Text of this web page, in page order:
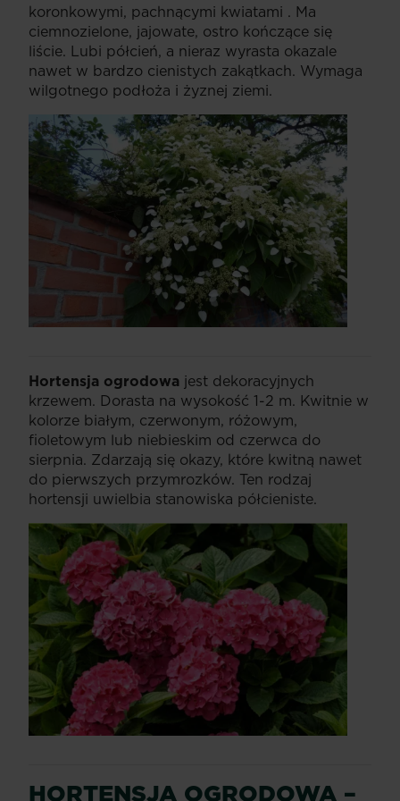
koronkowymi, pachnącymi kwiatami . Ma
ciemnozielone, jajowate, ostro kończące się
liście. Lubi półcień, a nieraz wyrasta okazale
nawet w bardzo cienistych zakątkach. Wymaga
wilgotnego podłoża i żyznej ziemi.
Hortensja ogrodowa jest dekoracyjnych
krzewem. Dorasta na wysokość 1-2 m. Kwitnie w
kolorze białym, czerwonym, różowym,
fioletowym lub niebieskim od czerwca do
sierpnia. Zdarzają się okazy, które kwitną nawet
do pierwszych przymrozków. Ten rodzaj
hortensji uwielbia stanowiska półcieniste.
HORTENSJA OGRODOWA –